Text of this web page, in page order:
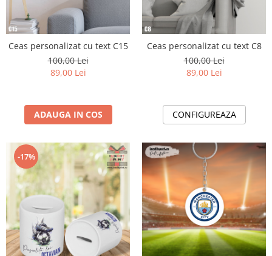
Ceas personalizat cu text C15
100,00 Lei
89,00 Lei
ADAUGA IN COS
Ceas personalizat cu text C8
100,00 Lei
89,00 Lei
CONFIGUREAZA
-17%